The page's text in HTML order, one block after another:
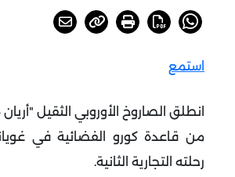
استمع
من قاعدة كورو الفضائية في
رحلته التجارية الثانية.